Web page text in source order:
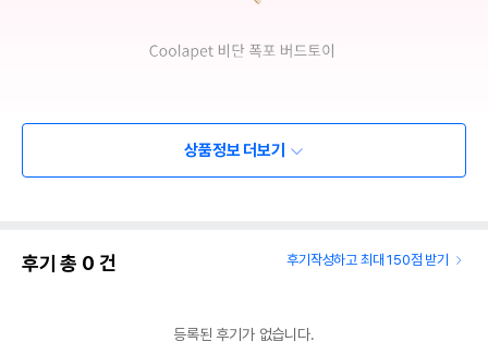
상품정보 더보기
후기 총 0 건 후기작성하고 최대 150점 받기
등록된 후기가 없습니다.